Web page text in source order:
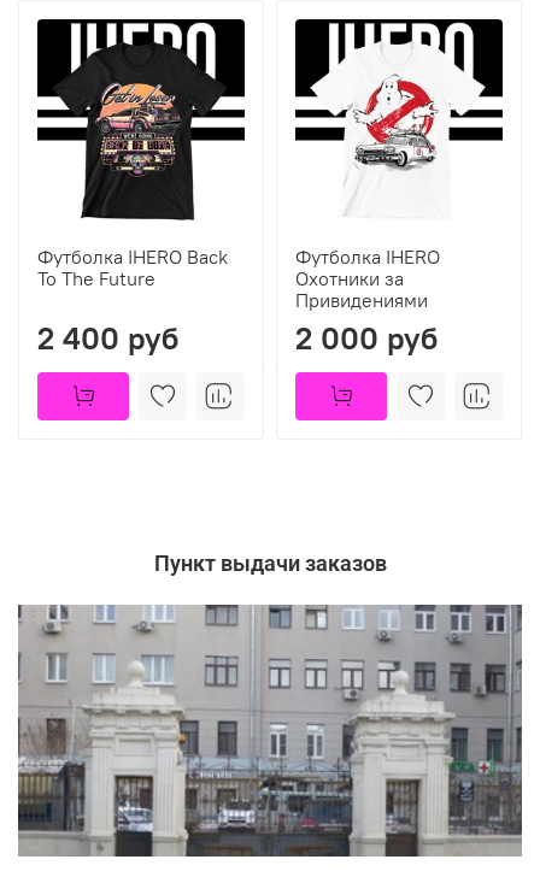
Футболка IHERO Back
To The Future
2 400 руб
Футболка IHERO
Охотники за
Привидениями
2 000 руб
Пункт выдачи заказов